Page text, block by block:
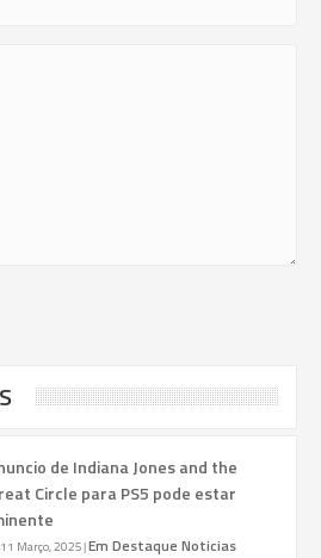
de Indiana Jones and the
Circle para PS5 pode estar
Março, 2025|Em Destaque Noticias